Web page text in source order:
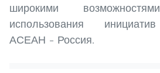
широкими
использования
АСЕАН – Россия.